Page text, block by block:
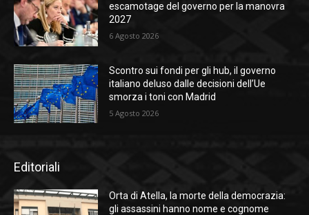
escamotage del governo per la manovra
2027
6 Agosto 2026
Scontro sui fondi per gli hub, il governo
italiano deluso dalle decisioni dell’Ue
smorza i toni con Madrid
5 Agosto 2026
Editoriali
Orta di Atella, la morte della democrazia:
gli assassini hanno nome e cognome